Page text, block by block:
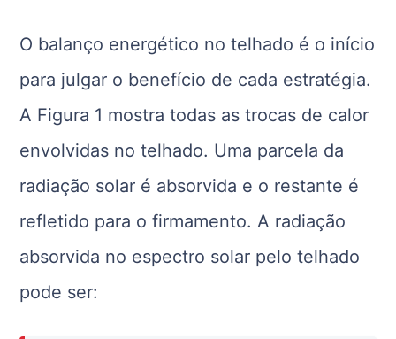
O balanço energético no telhado é o início
para julgar o benefício de cada estratégia.
A Figura 1 mostra todas as trocas de calor
envolvidas no telhado. Uma parcela da
radiação solar é absorvida e o restante é
refletido para o firmamento. A radiação
absorvida no espectro solar pelo telhado
pode ser: